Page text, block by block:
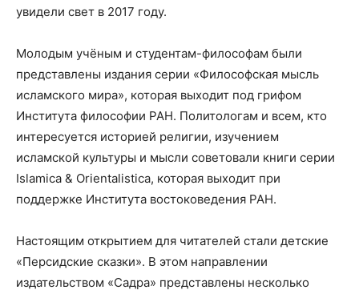
увидели свет в 2017 году.
Молодым учёным и студентам-философам были
представлены издания серии «Философская мысль
исламского мира», которая выходит под грифом
Института философии РАН. Политологам и всем, кто
интересуется историей религии, изучением
исламской культуры и мысли советовали книги серии
Islamica & Orientalistica, которая выходит при
поддержке Института востоковедения РАН.
Настоящим открытием для читателей стали детские
«Персидские сказки». В этом направлении
издательством «Садра» представлены несколько